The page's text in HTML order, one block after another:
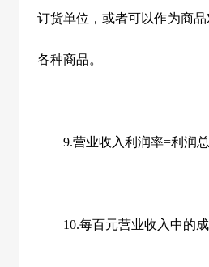
订货单位，或者可以作为商
各种商品。
9.营业收入利润率=利润总
10.每百元营业收入中的成